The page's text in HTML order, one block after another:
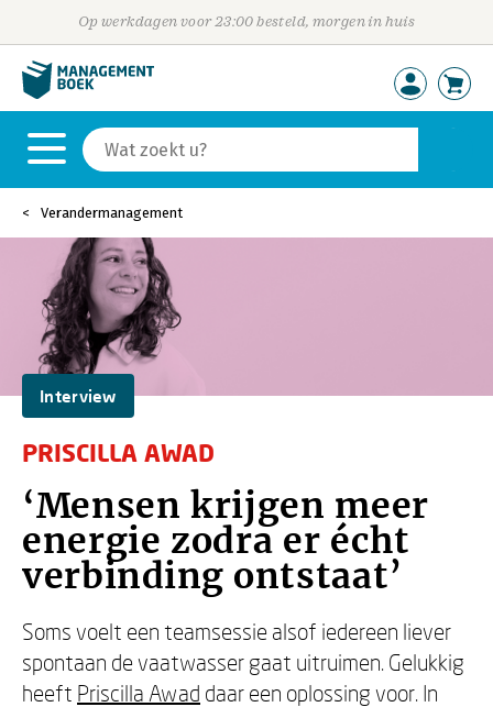
Op werkdagen voor 23:00 besteld, morgen in huis
Verandermanagement
Interview
PRISCILLA AWAD
‘Mensen krijgen meer
energie zodra er écht
verbinding ontstaat’
Soms voelt een teamsessie alsof iedereen liever
spontaan de vaatwasser gaat uitruimen. Gelukkig
heeft Priscilla Awad daar een oplossing voor. In